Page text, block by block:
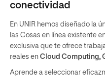
conectividad
En UNIR hemos diseñado la
las Cosas en línea existente
exclusiva que te ofrece
reales en Cloud Computing,
Aprende a seleccionar